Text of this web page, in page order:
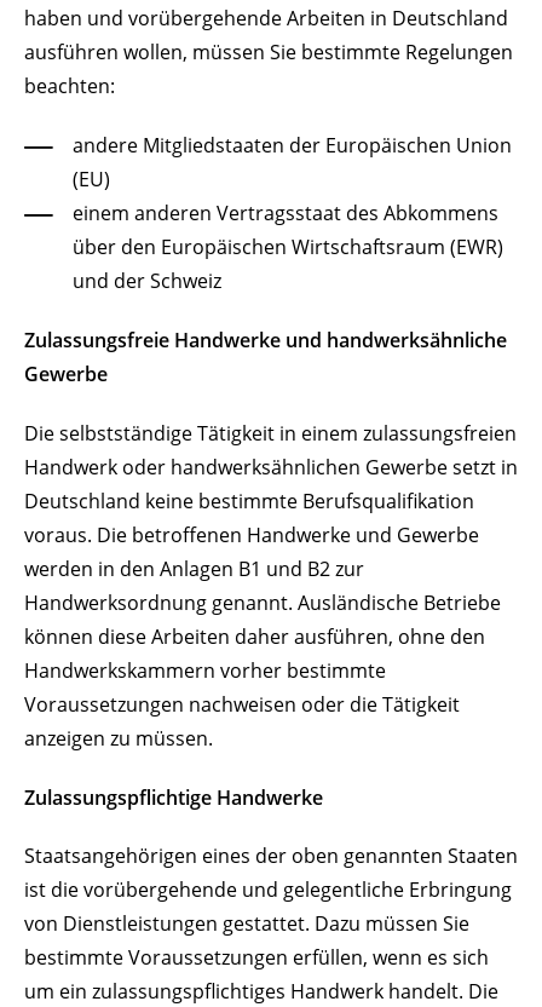
haben und vorübergehende Arbeiten in Deutschland
ausführen wollen, müssen Sie bestimmte Regelungen
beachten:
andere Mitgliedstaaten der Europäischen Union
(EU)
einem anderen Vertragsstaat des Abkommens
über den Europäischen Wirtschaftsraum (EWR)
und der Schweiz
Zulassungsfreie Handwerke und handwerksähnliche
Gewerbe
Die selbstständige Tätigkeit in einem zulassungsfreien
Handwerk oder handwerksähnlichen Gewerbe setzt in
Deutschland keine bestimmte Berufsqualifikation
voraus. Die betroffenen Handwerke und Gewerbe
werden in den Anlagen B1 und B2 zur
Handwerksordnung genannt. Ausländische Betriebe
können diese Arbeiten daher ausführen, ohne den
Handwerkskammern vorher bestimmte
Voraussetzungen nachweisen oder die Tätigkeit
anzeigen zu müssen.
Zulassungspflichtige Handwerke
Staatsangehörigen eines der oben genannten Staaten
ist die vorübergehende und gelegentliche Erbringung
von Dienstleistungen gestattet. Dazu müssen Sie
bestimmte Voraussetzungen erfüllen, wenn es sich
um ein zulassungspflichtiges Handwerk handelt. Die